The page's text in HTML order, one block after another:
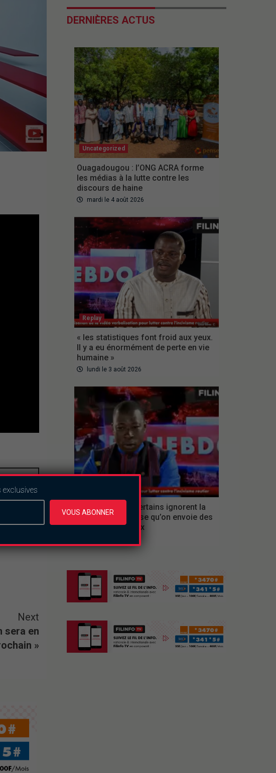
Next
sera en
»
DERNIÈRES ACTUS
Uncategorized
Ouagadougou : l’ONG ACRA forme
les médias à la lutte contre les
discours de haine
mardi le 4 août 2026
Replay
« les statistiques font froid aux yeux.
Il y a eu énormément de perte en vie
humaine »
lundi le 3 août 2026
pour éviter que certains ignorent la
mesure, je propose qu’on envoie des
messages vocaux
exclusives
VOUS ABONNER